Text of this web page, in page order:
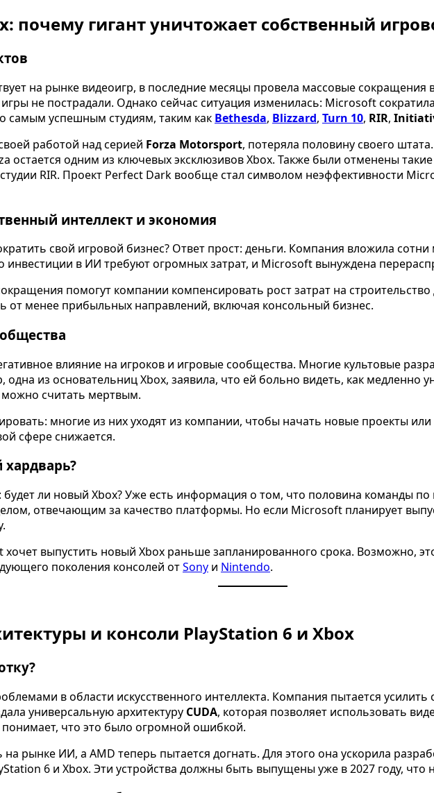
почему гигант уничтожает собственный
на рынке видеоигр, в последние месяцы провела массовые
не пострадали. Однако сейчас ситуация изменилась: Microsoft
самым успешным студиям, таким как Bethesda, Blizzard, Turn 10, RIR,
работой над серией Forza Motorsport, потеряла половину своего
остается одним из ключевых эксклюзивов Xbox. Также были отменены
RIR. Проект Perfect Dark вообще стал символом неэффективности
интеллект и экономия
свой игровой бизнес? Ответ прост: деньги. Компания вложила
инвестиции в ИИ требуют огромных затрат, и Microsoft вынуждена
помогут компании компенсировать рост затрат на
от менее прибыльных направлений, включая консольный бизнес.
влияние на игроков и игровые сообщества. Многие культовые
из основательниц Xbox, заявила, что ей больно видеть, как медленно
можно считать мертвым.
многие из них уходят из компании, чтобы начать новые проекты
сфере снижается.
ли новый Xbox? Уже есть информация о том, что половина команды
отвечающим за качество платформы. Но если Microsoft планирует
выпустить новый Xbox раньше запланированного срока. Возможно,
поколения консолей отSony и Nintendo.
и консоли PlayStation 6 и Xbox
в области искусственного интеллекта. Компания пытается
универсальную архитектуру CUDA, которая позволяет использовать
что это было огромной ошибкой.
рынке ИИ, а AMD теперь пытается догнать. Для этого она ускорила
6 и Xbox. Эти устройства должны быть выпущены уже в 2027 году,